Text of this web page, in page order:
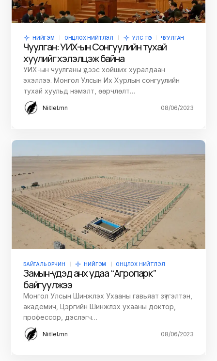
НИЙГЭМ ОНЦЛОХ НИЙТЛЭЛ УЛС ТӨР ЧУУЛГАН
Чуулган: УИХ-ын Сонгуулийн тухай
хуулийг хэлэлцэж байна
УИХ-ын чуулганы үдээс хойших хуралдаан
эхэллээ. Монгол Улсын Их Хурлын сонгуулийн
тухай хуульд нэмэлт, өөрчлөлт…
Niitlel.mn 08/06/2023
БАЙГАЛЬ ОРЧИН НИЙГЭМ ОНЦЛОХ НИЙТЛЭЛ
Замын-Үүдэд анх удаа “Агропарк”
байгуулжээ
Монгол Улсын Шинжлэх Ухааны гавьяат зүтгэлтэн,
академич, Цэргийн Шинжлэх ухааны доктор,
профессор, дэслэгч…
Niitlel.mn 08/06/2023